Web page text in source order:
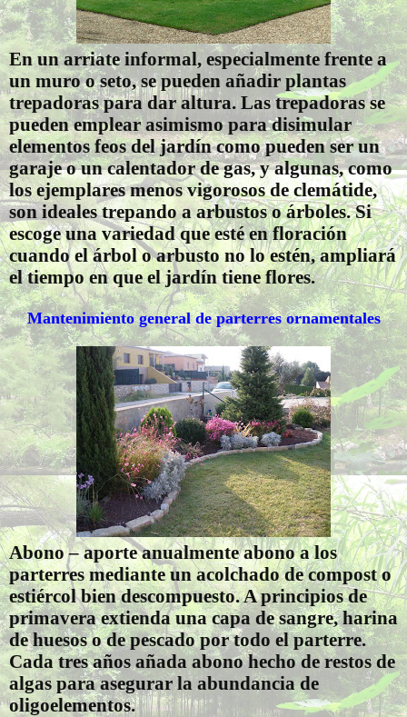
En un arriate informal, especialmente frente a
un muro o seto, se pueden añadir plantas
trepadoras para dar altura. Las trepadoras se
pueden emplear asimismo para disimular
elementos feos del jardín como pueden ser un
garaje o un calentador de gas, y algunas, como
los ejemplares menos vigorosos de clemátide,
son ideales trepando a arbustos o árboles. Si
escoge una variedad que esté en floración
cuando el árbol o arbusto no lo estén, ampliará
el tiempo en que el jardín tiene flores.
Mantenimiento general de parterres ornamentales
Abono – aporte anualmente abono a los
parterres mediante un acolchado de compost o
estiércol bien descompuesto. A principios de
primavera extienda una capa de sangre, harina
de huesos o de pescado por todo el parterre.
Cada tres años añada abono hecho de restos de
algas para asegurar la abundancia de
oligoelementos.